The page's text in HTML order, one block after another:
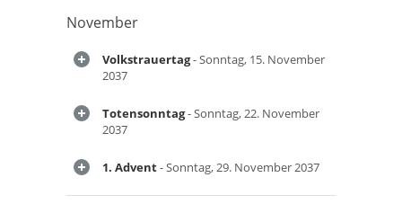
November
Volkstrauertag- Sonntag, 15. November
2037
Totensonntag- Sonntag, 22. November
2037
1. Advent- Sonntag, 29. November 2037